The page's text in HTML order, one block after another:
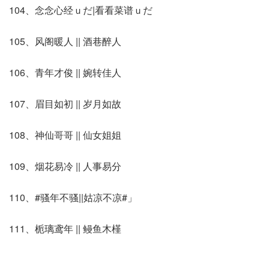
104、念念心经ｕだ|看看菜谱ｕだ
105、风阁暖人 || 酒巷醉人
106、青年才俊 || 婉转佳人
107、眉目如初 || 岁月如故
108、神仙哥哥 || 仙女姐姐
109、烟花易冷 || 人事易分
110、#骚年不骚||姑凉不凉#」
111、栀璃鸢年 || 鳗鱼木槿